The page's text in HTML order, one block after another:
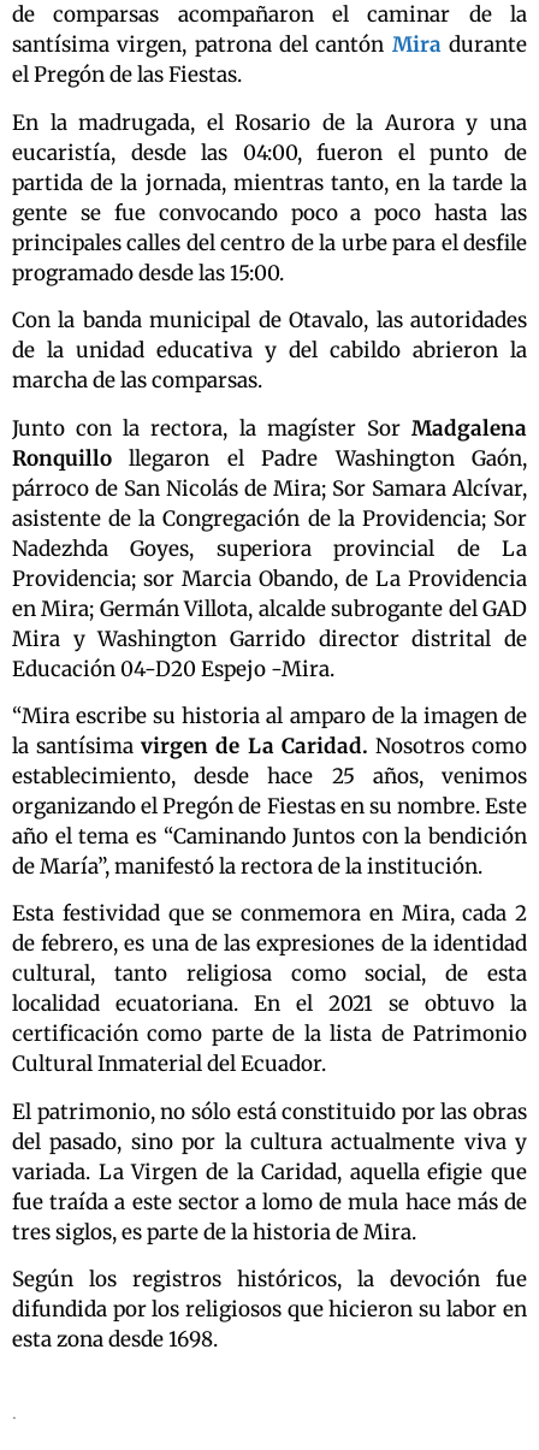
de comparsas acompañaron el caminar de la
santísima virgen, patrona del cantón Mira durante
el Pregón de las Fiestas.
En la madrugada, el Rosario de la Aurora y una
eucaristía, desde las 04:00, fueron el punto de
partida de la jornada, mientras tanto, en la tarde la
gente se fue convocando poco a poco hasta las
principales calles del centro de la urbe para el desfile
programado desde las 15:00.
Con la banda municipal de Otavalo, las autoridades
de la unidad educativa y del cabildo abrieron la
marcha de las comparsas.
Junto con la rectora, la magíster Sor Madgalena
Ronquillo llegaron el Padre Washington Gaón,
párroco de San Nicolás de Mira; Sor Samara Alcívar,
asistente de la Congregación de la Providencia; Sor
Nadezhda Goyes, superiora provincial de La
Providencia; sor Marcia Obando, de La Providencia
en Mira; Germán Villota, alcalde subrogante del GAD
Mira y Washington Garrido director distrital de
Educación 04-D20 Espejo -Mira.
“Mira escribe su historia al amparo de la imagen de
la santísimavirgen de La Caridad. Nosotros como
establecimiento, desde hace 25 años, venimos
organizando el Pregón de Fiestas en su nombre. Este
año el tema es “Caminando Juntos con la bendición
de María”, manifestó la rectora de la institución.
Esta festividad que se conmemora en Mira, cada 2
de febrero, es una de las expresiones de la identidad
cultural, tanto religiosa como social, de esta
localidad ecuatoriana. En el 2021 se obtuvo la
certificación como parte de la lista de Patrimonio
Cultural Inmaterial del Ecuador.
El patrimonio, no sólo está constituido por las obras
del pasado, sino por la cultura actualmente viva y
variada. La Virgen de la Caridad, aquella efigie que
fue traída a este sector a lomo de mula hace más de
tres siglos, es parte de la historia de Mira.
Según los registros históricos, la devoción fue
difundida por los religiosos que hicieron su labor en
esta zona desde 1698.
.